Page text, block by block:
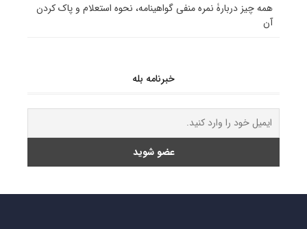
همه چیز دربارۀ نمره منفی گواهینامه، نحوه استعلام و پاک کردن
آن
خبرنامه بله